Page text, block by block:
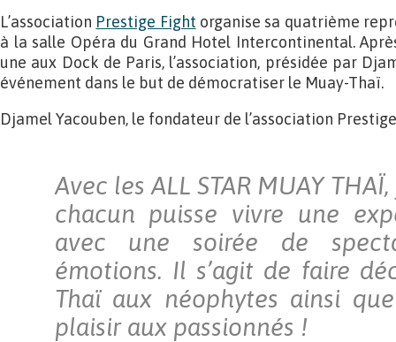
L’association Prestige Fight organise sa quatrième
à la salle Opéra du Grand Hotel Intercontinental.
une aux Dock de Paris, l’association, présidée par
événement dans le but de démocratiser le Muay-Thaï.
Djamel Yacouben, le fondateur de l’association
Avec les ALL STAR MUAY
chacun puisse vivre une
avec une soirée de
émotions. Il s’agit de faire
Thaï aux néophytes ainsi
plaisir aux passionnés !